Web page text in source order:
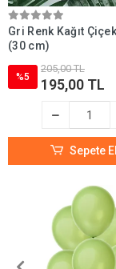
Gri Renk Kağıt
(30 cm)
%5
205,00 TL
195,00 TL
Sepete